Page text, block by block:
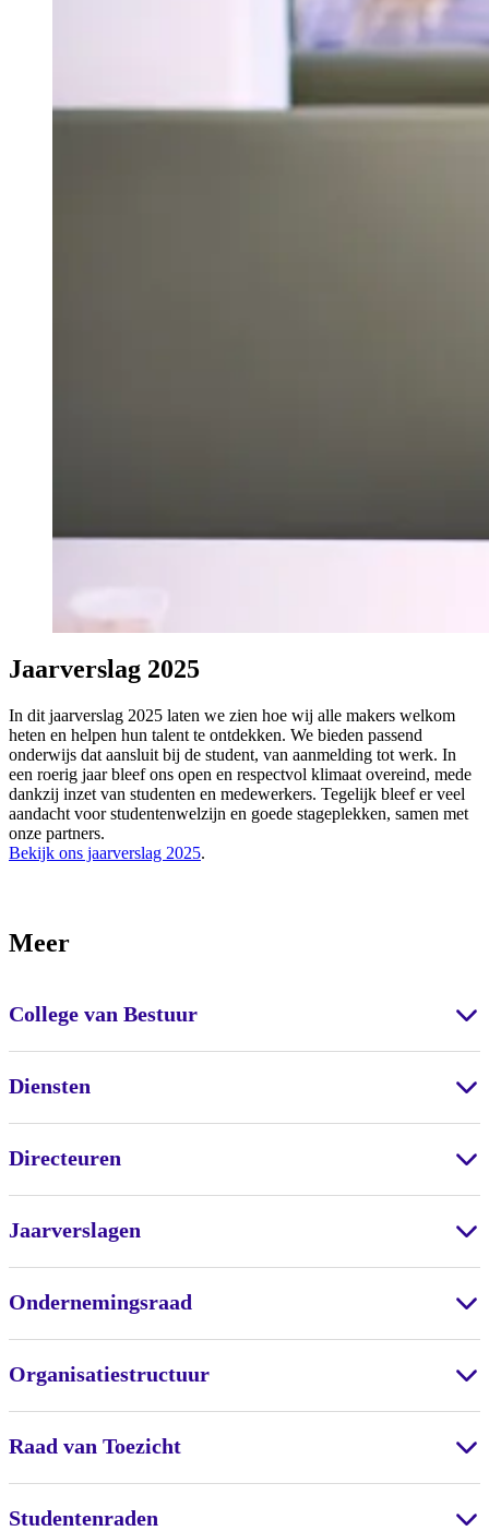
Jaarverslag 2025
In dit jaarverslag 2025 laten we zien hoe wij alle makers welkom
heten en helpen hun talent te ontdekken. We bieden passend
onderwijs dat aansluit bij de student, van aanmelding tot werk. In
een roerig jaar bleef ons open en respectvol klimaat overeind, mede
dankzij inzet van studenten en medewerkers. Tegelijk bleef er veel
aandacht voor studentenwelzijn en goede stageplekken, samen met
onze partners.
Bekijk ons jaarverslag 2025.
Meer
College van Bestuur
Diensten
Directeuren
Jaarverslagen
Ondernemingsraad
Organisatiestructuur
Raad van Toezicht
Studentenraden